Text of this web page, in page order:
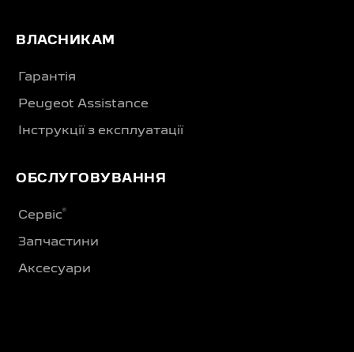
ВЛАСНИКАМ
Гарантія
Peugeot Assistance
Інструкції з експлуатації
ОБСЛУГОВУВАННЯ
Сервіс®
Запчастини
Аксесуари